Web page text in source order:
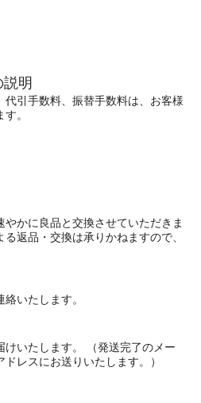
明
代引手数料、振替手数料は、お客様
す。
かに良品と交換させていただきま
返品・交換は承りかねますので、
絡いたします。
けいたします。 （発送完了のメー
レスにお送りいたします。）